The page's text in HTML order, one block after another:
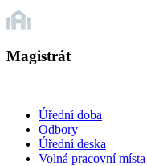
Magistrát
Úřední doba
Odbory
Úřední deska
Volná pracovní místa